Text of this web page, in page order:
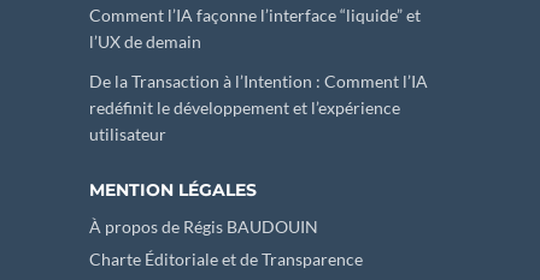
Comment l’IA façonne l’interface “liquide” et
l’UX de demain
De la Transaction à l’Intention : Comment l’IA
redéfinit le développement et l’expérience
utilisateur
MENTION LÉGALES
À propos de Régis BAUDOUIN
Charte Éditoriale et de Transparence